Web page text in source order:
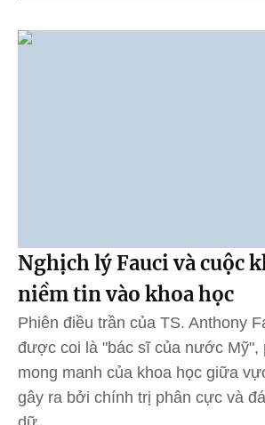
Nghịch lý Fauci và cuộc
niềm tin vào khoa học
Phiên điều trần của TS. Anthony
được coi là "bác sĩ của nước Mỹ",
mong manh của khoa học giữa
gây ra bởi chính trị phân cực và